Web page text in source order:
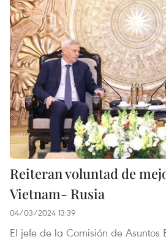
Reiteran voluntad de
Vietnam- Rusia
04/03/2024 13:39
El jefe de la Comisión de Asuntos